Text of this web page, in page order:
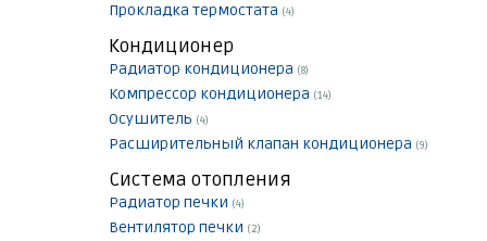
Прокладка термостата (4)
Кондиционер
Радиатор кондиционера (8)
Компрессор кондиционера (14)
Осушитель (4)
Расширительный клапан кондиционера (9)
Система отопления
Радиатор печки (4)
Вентилятор печки (2)